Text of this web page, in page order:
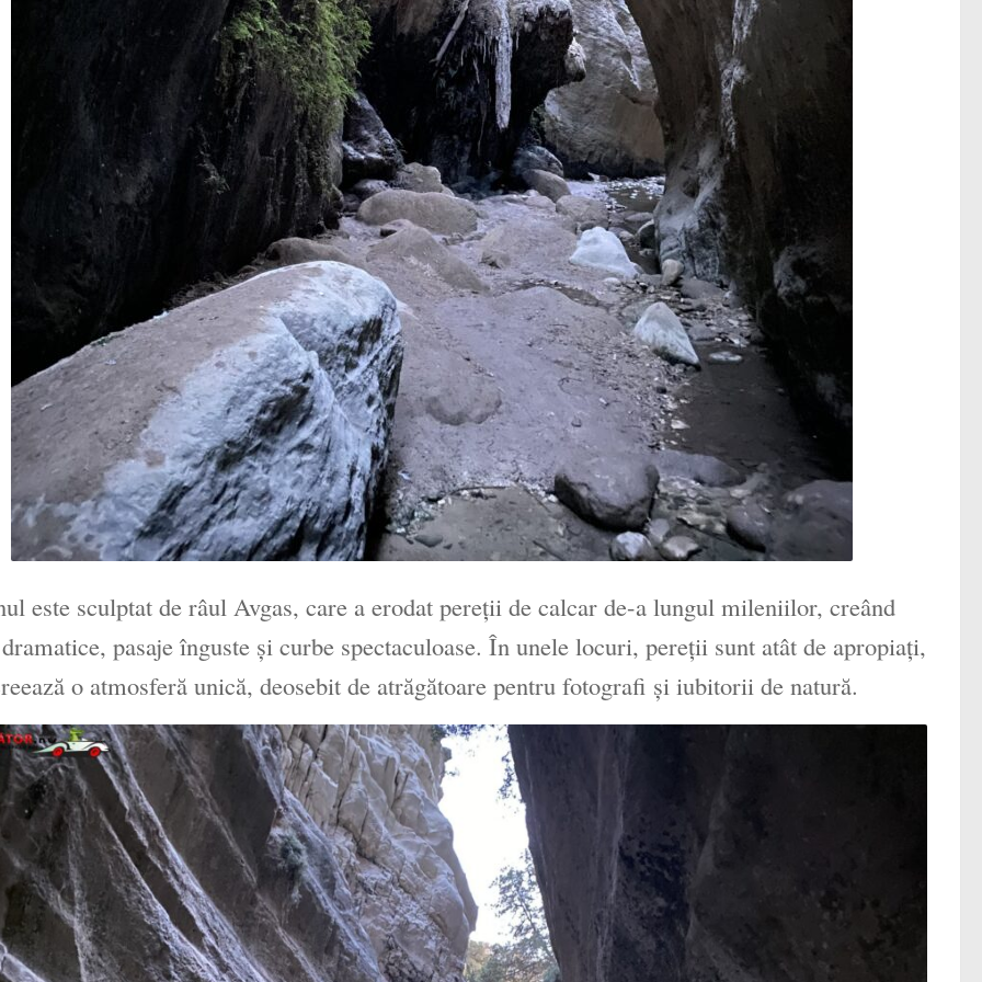
este sculptat de râul Avgas, care a erodat pereții de calcar de-a lungul mileniilor, creând
pasaje înguste și curbe spectaculoase. În unele locuri, pereții sunt atât de apropiați,
o atmosferă unică, deosebit de atrăgătoare pentru fotografi și iubitorii de natură.